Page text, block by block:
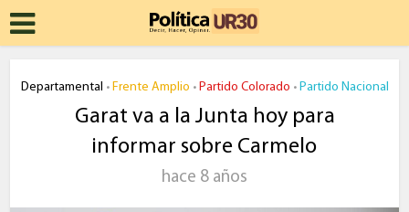
Departamental • Frente Amplio • Partido Colorado • Partido Nacional
Garat va a la Junta hoy para
informar sobre Carmelo
hace 8 años